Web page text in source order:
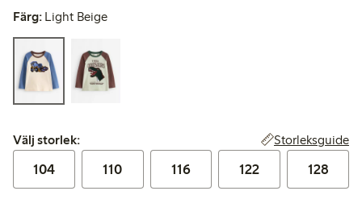
Färg: Light Beige
Välj storlek:
Välj storlek: Storleksguide
104 110 116 122 128